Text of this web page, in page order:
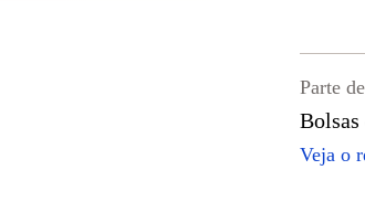
Parte de
Bolsas
Veja o